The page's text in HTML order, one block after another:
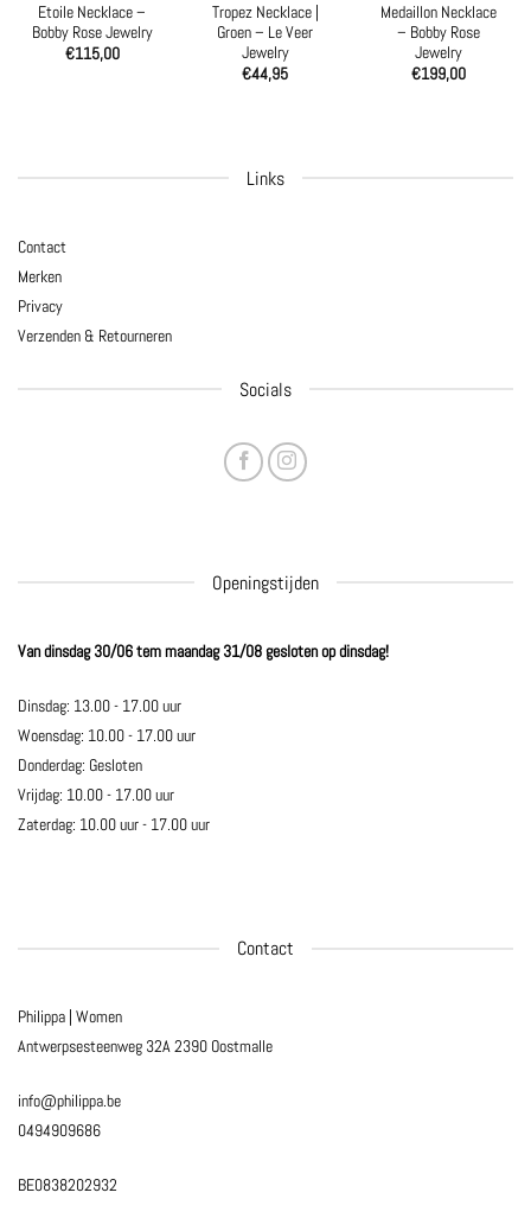
Etoile Necklace –
Bobby Rose Jewelry
€115,00
Tropez Necklace |
Groen – Le Veer
Jewelry
€44,95
Medaillon Necklace
– Bobby Rose
Jewelry
€199,00
Contact
Philippa | Women
Antwerpsesteenweg 32A2390 Oostmalle
info@philippa.be
0494909686
BE0838202932
Links
Contact
Merken
Privacy
Verzenden & Retourneren
Socials
Openingstijden
Van dinsdag 30/06 tem maandag 31/08 gesloten op dinsdag!
Dinsdag: 13.00 - 17.00 uur
Woensdag: 10.00 - 17.00 uur
Donderdag: Gesloten
Vrijdag: 10.00 - 17.00 uur
Zaterdag: 10.00 uur - 17.00 uur